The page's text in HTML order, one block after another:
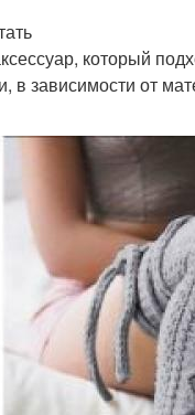
который
в зависимости от